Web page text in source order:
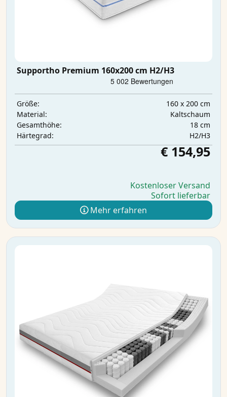
Supportho Premium 160x200 cm H2/H3
Größe:
160 x 200 cm
Material:
Kaltschaum
Gesamthöhe:
18 cm
Härtegrad:
H2/H3
€ 154,95
Kostenloser Versand
Sofort lieferbar
Mehr erfahren